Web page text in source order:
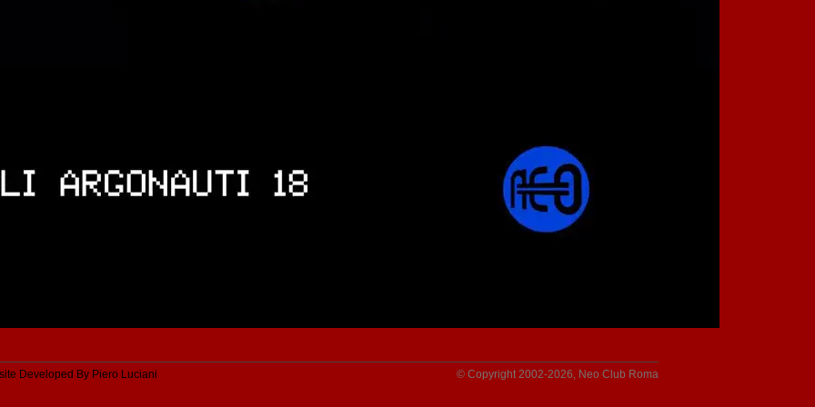
© Copyright 2002-2026, Neo Club Roma
Developed By Piero Luciani